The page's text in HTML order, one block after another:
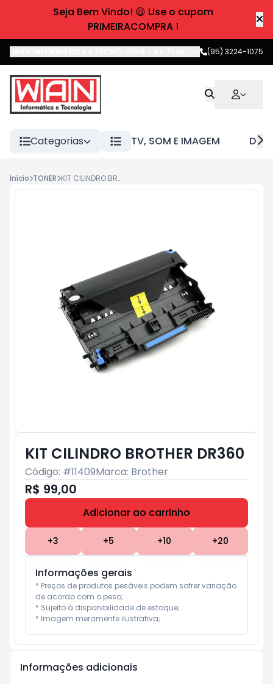
Seja Bem Vindo! 😃 Use o cupom
PRIMEIRACOMPRA !
Av. Pres. Castelo Branco,Boa
(95) 3224-1075
Categorias TV, SOM E IMAGEM
Início TONER KIT CILINDRO BROTHER DR360
KIT CILINDRO BROTHER DR360
Código: #11409Marca: Brother
R$ 99,00
Adicionar ao carrinho
+3 +5 +10 +20
Informações gerais
* Preços de produtos pesáveis podem sofrer variação
de acordo com o peso;
* Sujeito à disponibilidade de estoque;
* Imagem meramente ilustrativa;
Informações adicionais